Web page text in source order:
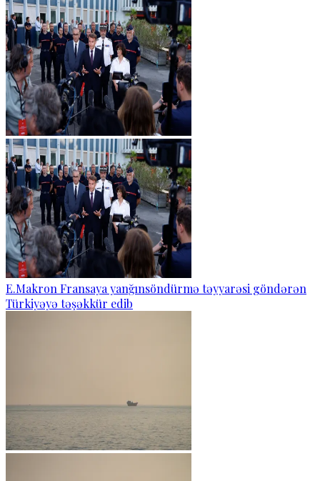
E.Makron Fransaya yanğınsöndürmə təyyarəsi göndərən
Türkiyəyə təşəkkür edib